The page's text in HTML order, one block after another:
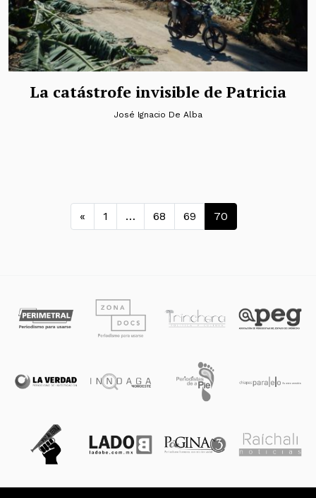
La catástrofe invisible de Patricia
José Ignacio De Alba
Navegación de entradas
« 1 … 68 69 70